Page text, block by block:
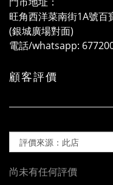
旺角西洋菜南街1A號百
(銀城廣場對面)
電話/whatsapp:
顧客評價
尚未有任何評價